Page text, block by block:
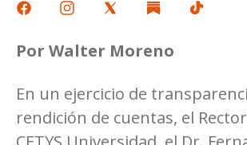
Por Walter Moreno
En un ejercicio de
rendición de cuentas, el